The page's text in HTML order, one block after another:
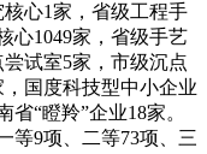
心1家，省级工程手
心1049家，省级手艺
试室5家，市级沉点
国度科技型中小企业
“瞪羚”企业18家。
等9项、二等73项、三